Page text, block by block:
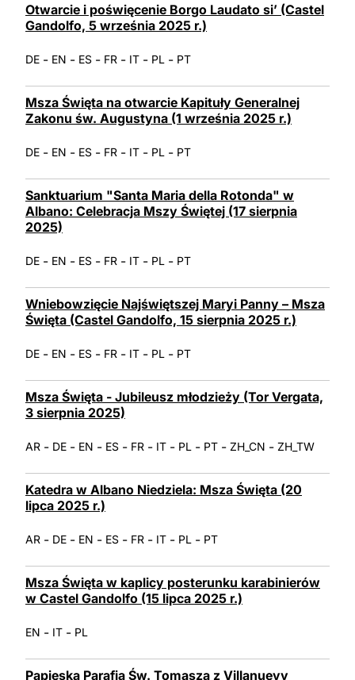
Otwarcie i poświęcenie Borgo Laudato si’ (Castel
Gandolfo, 5 września 2025 r.)
DE - EN - ES - FR - IT - PL - PT
Msza Święta na otwarcie Kapituły Generalnej
Zakonu św. Augustyna (1 września 2025 r.)
DE - EN - ES - FR - IT - PL - PT
Sanktuarium "Santa Maria della Rotonda" w
Albano: Celebracja Mszy Świętej (17 sierpnia
2025)
DE - EN - ES - FR - IT - PL - PT
Wniebowzięcie Najświętszej Maryi Panny – Msza
Święta (Castel Gandolfo, 15 sierpnia 2025 r.)
DE - EN - ES - FR - IT - PL - PT
Msza Święta - Jubileusz młodzieży (Tor Vergata,
3 sierpnia 2025)
AR - DE - EN - ES - FR - IT - PL - PT - ZH_CN - ZH_TW
Katedra w Albano Niedziela: Msza Święta (20
lipca 2025 r.)
AR - DE - EN - ES - FR - IT - PL - PT
Msza Święta w kaplicy posterunku karabinierów
w Castel Gandolfo (15 lipca 2025 r.)
EN - IT - PL
Papieska Parafia Św. Tomasza z Villanuevy